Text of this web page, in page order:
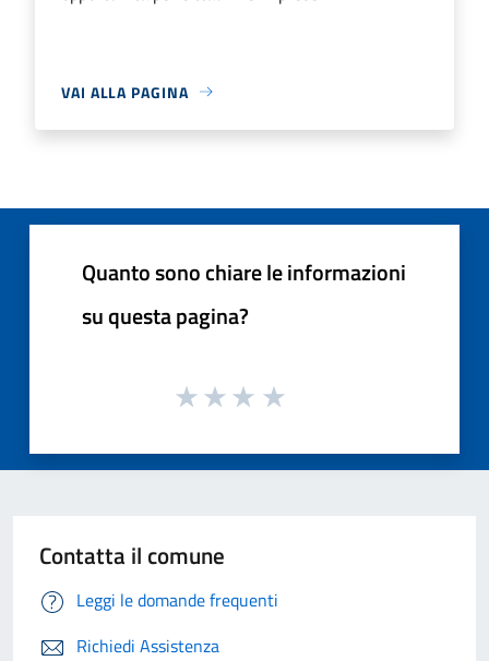
VAI ALLA PAGINA
Quanto sono chiare le informazioni
su questa pagina?
Contatta il comune
Leggi le domande frequenti
Richiedi Assistenza